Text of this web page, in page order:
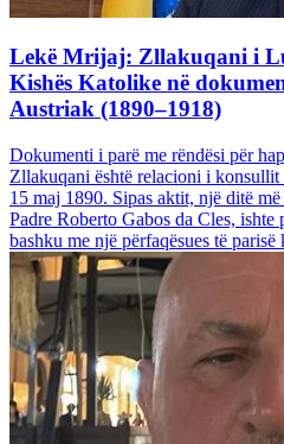
Lekë Mrijaj: Zllakuqani i
Kishës Katolike në
Austriak (1890–1918)
Dokumenti i parë me rëndësi për
Zllakuqani është relacioni i
15 maj 1890. Sipas aktit, një ditë
Padre Roberto Gabos da Cles, ishte
bashku me një përfaqësues të